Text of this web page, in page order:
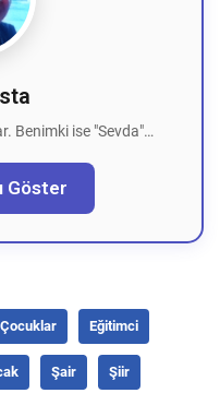
Benimki ise "Sevda"…
Göster
Çocuklar Eğitimci
Şair Şiir